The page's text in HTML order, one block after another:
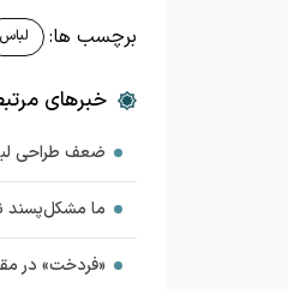
برچسب ها: لباس
خبرهای
ضعف طراحی
ما مشکل‌پسند
«فردخت» در